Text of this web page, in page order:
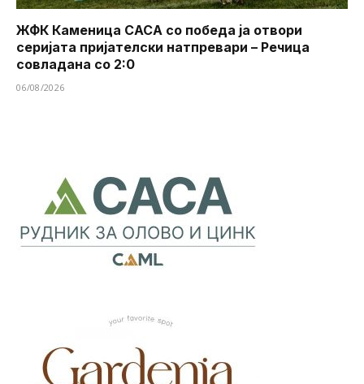
ЖФК Каменица САСА со победа ја отвори
серијата пријателски натпревари – Речица
совладана со 2:0
06/08/2026